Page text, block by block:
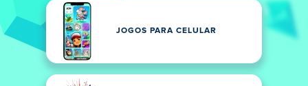
JOGOS PARA CELULAR